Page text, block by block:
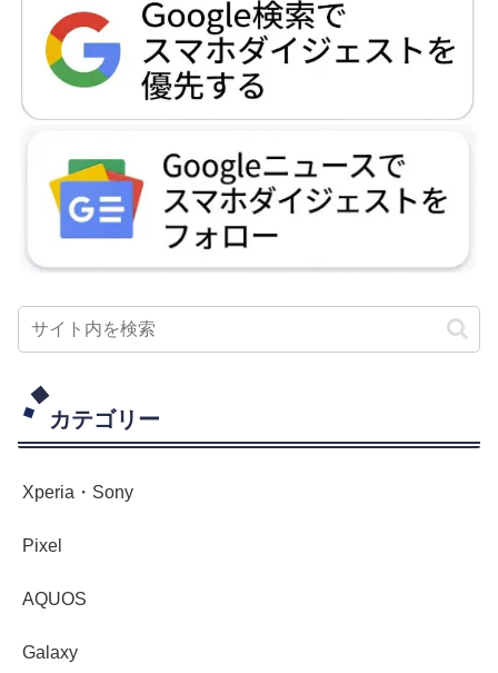
カテゴリー
Xperia・Sony
Pixel
AQUOS
Galaxy